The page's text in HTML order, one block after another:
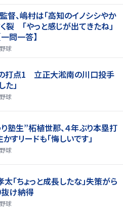
督、嶋村は「高知のイノシシやか
裂 「やっと感じが出てきたね」
問一答】
野球
打点1 立正大淞南の川口投手
た」
野球
り塾生”柘植世那、４年ぶり本塁打
すリードも「悔しいです」
野球
太「ちょっと成長したな」失策がら
抜け納得
野球